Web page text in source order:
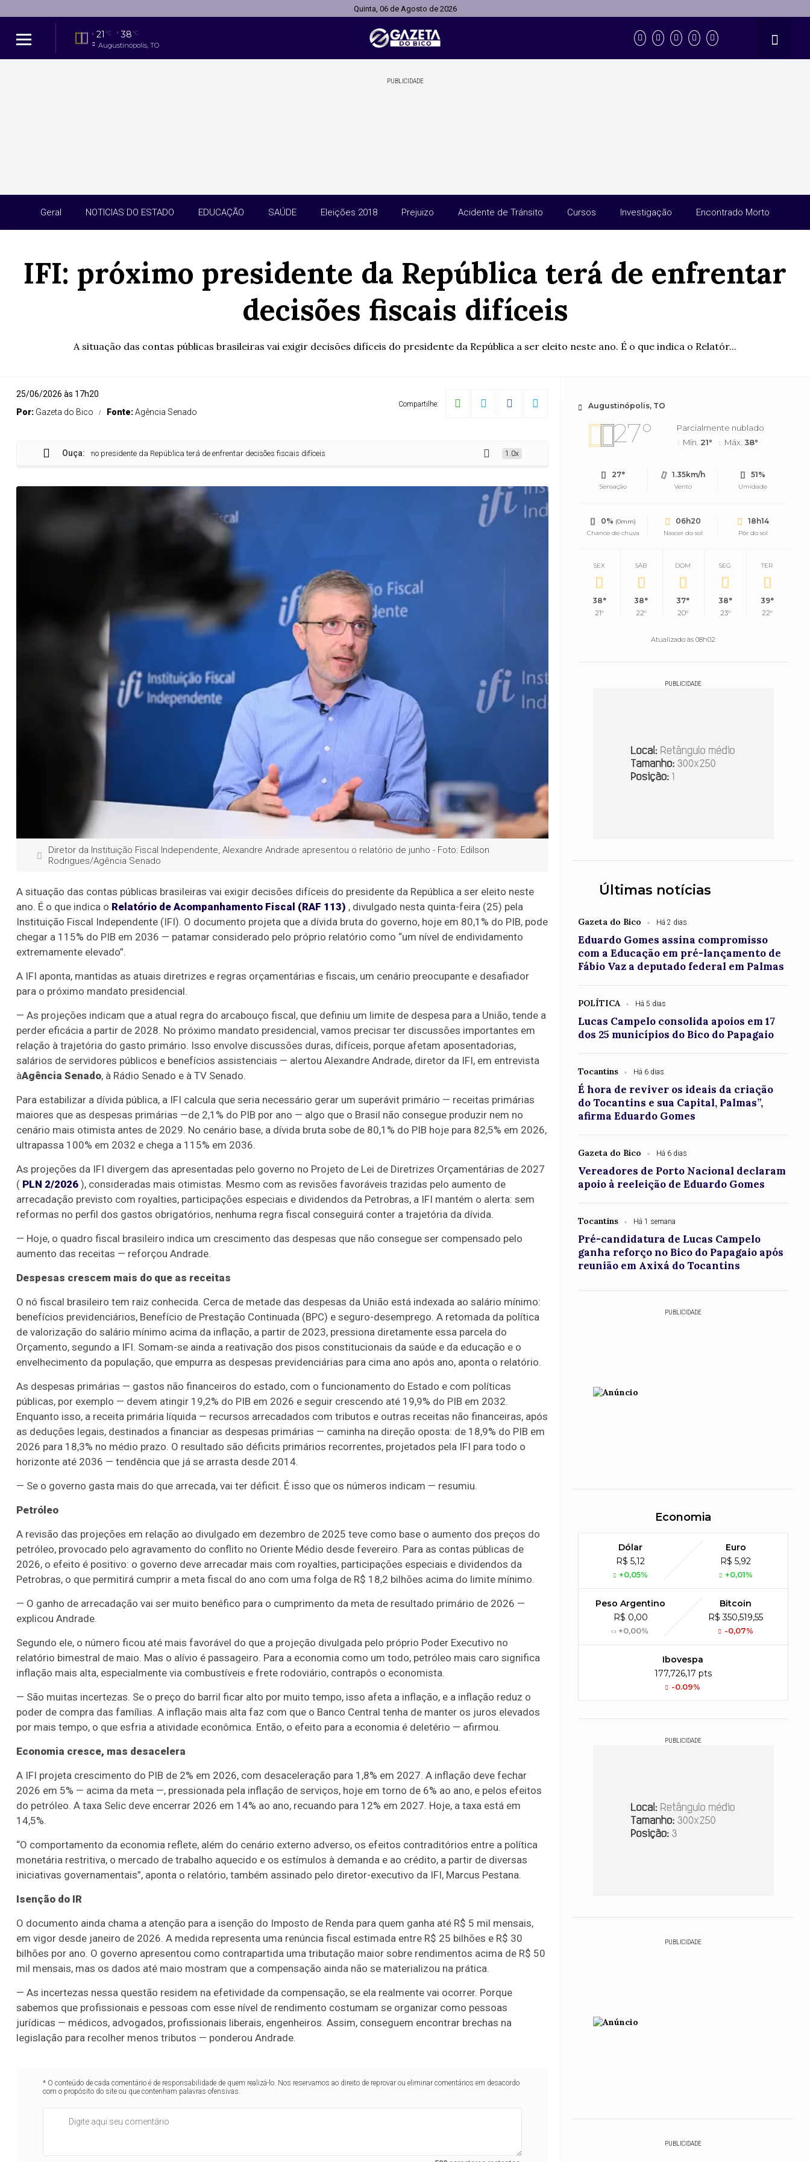
Quinta, 06 de Agosto de 2026
21 °C 38°C
Augustinópolis, TO
PUBLICIDADE
Geral NOTICIAS DO ESTADO EDUCAÇÃO SAÚDE Eleições 2018 Prejuizo Acidente de Tránsito Cursos Investigação Encontrado Morto
IFI: próximo presidente da República terá de enfrentar
decisões fiscais difíceis
A situação das contas públicas brasileiras vai exigir decisões difíceis do presidente da República a ser eleito neste ano. É o que indica o Relatór...
25/06/2026 às 17h20
Por: Gazeta do Bico Fonte:Agência Senado
Compartilhe:
Ouça:
IFI: próximo presidente da República terá de enfrentar decisões fiscais difíceis 1.0x
Diretor da Instituição Fiscal Independente, Alexandre Andrade apresentou o relatório de junho - Foto: Edilson
Rodrigues/Agência Senado
A situação das contas públicas brasileiras vai exigir decisões difíceis do presidente da República a ser eleito neste
ano. É o que indica o Relatório de Acompanhamento Fiscal (RAF 113) , divulgado nesta quinta-feira (25) pela
Instituição Fiscal Independente (IFI). O documento projeta que a dívida bruta do governo, hoje em 80,1% do PIB, pode
chegar a 115% do PIB em 2036 — patamar considerado pelo próprio relatório como “um nível de endividamento
extremamente elevado”.
A IFI aponta, mantidas as atuais diretrizes e regras orçamentárias e fiscais, um cenário preocupante e desafiador
para o próximo mandato presidencial.
— As projeções indicam que a atual regra do arcabouço fiscal, que definiu um limite de despesa para a União, tende a
perder eficácia a partir de 2028. No próximo mandato presidencial, vamos precisar ter discussões importantes em
relação à trajetória do gasto primário. Isso envolve discussões duras, difíceis, porque afetam aposentadorias,
salários de servidores públicos e benefícios assistenciais — alertou Alexandre Andrade, diretor da IFI, em entrevista
àAgência Senado, à Rádio Senado e à TV Senado.
Para estabilizar a dívida pública, a IFI calcula que seria necessário gerar um superávit primário — receitas primárias
maiores que as despesas primárias —de 2,1% do PIB por ano — algo que o Brasil não consegue produzir nem no
cenário mais otimista antes de 2029. No cenário base, a dívida bruta sobe de 80,1% do PIB hoje para 82,5% em 2026,
ultrapassa 100% em 2032 e chega a 115% em 2036.
As projeções da IFI divergem das apresentadas pelo governo no Projeto de Lei de Diretrizes Orçamentárias de 2027
( PLN 2/2026 ), consideradas mais otimistas. Mesmo com as revisões favoráveis trazidas pelo aumento de
arrecadação previsto com royalties, participações especiais e dividendos da Petrobras, a IFI mantém o alerta: sem
reformas no perfil dos gastos obrigatórios, nenhuma regra fiscal conseguirá conter a trajetória da dívida.
— Hoje, o quadro fiscal brasileiro indica um crescimento das despesas que não consegue ser compensado pelo
aumento das receitas — reforçou Andrade.
Despesas crescem mais do que as receitas
O nó fiscal brasileiro tem raiz conhecida. Cerca de metade das despesas da União está indexada ao salário mínimo:
benefícios previdenciários, Benefício de Prestação Continuada (BPC) e seguro-desemprego. A retomada da política
de valorização do salário mínimo acima da inflação, a partir de 2023, pressiona diretamente essa parcela do
Orçamento, segundo a IFI. Somam-se ainda a reativação dos pisos constitucionais da saúde e da educação e o
envelhecimento da população, que empurra as despesas previdenciárias para cima ano após ano, aponta o relatório.
As despesas primárias — gastos não financeiros do estado, com o funcionamento do Estado e com políticas
públicas, por exemplo — devem atingir 19,2% do PIB em 2026 e seguir crescendo até 19,9% do PIB em 2032.
Enquanto isso, a receita primária líquida — recursos arrecadados com tributos e outras receitas não financeiras, após
as deduções legais, destinados a financiar as despesas primárias — caminha na direção oposta: de 18,9% do PIB em
2026 para 18,3% no médio prazo. O resultado são déficits primários recorrentes, projetados pela IFI para todo o
horizonte até 2036 — tendência que já se arrasta desde 2014.
— Se o governo gasta mais do que arrecada, vai ter déficit. É isso que os números indicam — resumiu.
Petróleo
A revisão das projeções em relação ao divulgado em dezembro de 2025 teve como base o aumento dos preços do
petróleo, provocado pelo agravamento do conflito no Oriente Médio desde fevereiro. Para as contas públicas de
2026, o efeito é positivo: o governo deve arrecadar mais com royalties, participações especiais e dividendos da
Petrobras, o que permitirá cumprir a meta fiscal do ano com uma folga de R$ 18,2 bilhões acima do limite mínimo.
— O ganho de arrecadação vai ser muito benéfico para o cumprimento da meta de resultado primário de 2026 —
explicou Andrade.
Segundo ele, o número ficou até mais favorável do que a projeção divulgada pelo próprio Poder Executivo no
relatório bimestral de maio. Mas o alívio é passageiro. Para a economia como um todo, petróleo mais caro significa
inflação mais alta, especialmente via combustíveis e frete rodoviário, contrapôs o economista.
— São muitas incertezas. Se o preço do barril ficar alto por muito tempo, isso afeta a inflação, e a inflação reduz o
poder de compra das famílias. A inflação mais alta faz com que o Banco Central tenha de manter os juros elevados
por mais tempo, o que esfria a atividade econômica. Então, o efeito para a economia é deletério — afirmou.
Economia cresce, mas desacelera
A IFI projeta crescimento do PIB de 2% em 2026, com desaceleração para 1,8% em 2027. A inflação deve fechar
2026 em 5% — acima da meta —, pressionada pela inflação de serviços, hoje em torno de 6% ao ano, e pelos efeitos
do petróleo. A taxa Selic deve encerrar 2026 em 14% ao ano, recuando para 12% em 2027. Hoje, a taxa está em
14,5%.
“O comportamento da economia reflete, além do cenário externo adverso, os efeitos contraditórios entre a política
monetária restritiva, o mercado de trabalho aquecido e os estímulos à demanda e ao crédito, a partir de diversas
iniciativas governamentais”, aponta o relatório, também assinado pelo diretor-executivo da IFI, Marcus Pestana.
Isenção do IR
O documento ainda chama a atenção para a isenção do Imposto de Renda para quem ganha até R$ 5 mil mensais,
em vigor desde janeiro de 2026. A medida representa uma renúncia fiscal estimada entre R$ 25 bilhões e R$ 30
bilhões por ano. O governo apresentou como contrapartida uma tributação maior sobre rendimentos acima de R$ 50
mil mensais, mas os dados até maio mostram que a compensação ainda não se materializou na prática.
— As incertezas nessa questão residem na efetividade da compensação, se ela realmente vai ocorrer. Porque
sabemos que profissionais e pessoas com esse nível de rendimento costumam se organizar como pessoas
jurídicas — médicos, advogados, profissionais liberais, engenheiros. Assim, conseguem encontrar brechas na
legislação para recolher menos tributos — ponderou Andrade.
* O conteúdo de cada comentário é de responsabilidade de quem realizá-lo. Nos reservamos ao direito de reprovar ou eliminar comentários em desacordo
com o propósito do site ou que contenham palavras ofensivas.
Augustinópolis, TO
27°
Parcialmente nublado
Mín. 21° Máx.38°
27°
Sensação
1.35km/h
Vento
51%
Umidade
0% (0mm)
Chance de chuva
06h20
Nascer do sol
18h14
Pôr do sol
SEX
38°
21°
SÁB
38°
22°
DOM
37°
20°
SEG
38°
23°
TER
39°
22°
Atualizado às 08h02
PUBLICIDADE
Últimas notícias
Gazeta do Bico Há 2 dias
Eduardo Gomes assina compromisso
com a Educação em pré-lançamento de
Fábio Vaz a deputado federal em Palmas
POLÍTICA Há 5 dias
Lucas Campelo consolida apoios em 17
dos 25 municípios do Bico do Papagaio
Tocantins Há 6 dias
É hora de reviver os ideais da criação
do Tocantins e sua Capital, Palmas”,
afirma Eduardo Gomes
Gazeta do Bico Há 6 dias
Vereadores de Porto Nacional declaram
apoio à reeleição de Eduardo Gomes
Tocantins Há 1 semana
Pré-candidatura de Lucas Campelo
ganha reforço no Bico do Papagaio após
reunião em Axixá do Tocantins
PUBLICIDADE
Economia
Dólar
R$ 5,12
+0,05%
Euro
R$ 5,92
+0,01%
Peso Argentino
R$ 0,00
+0,00%
Bitcoin
R$ 350,519,55
-0,07%
Ibovespa
177,726,17 pts
-0.09%
PUBLICIDADE
PUBLICIDADE
PUBLICIDADE